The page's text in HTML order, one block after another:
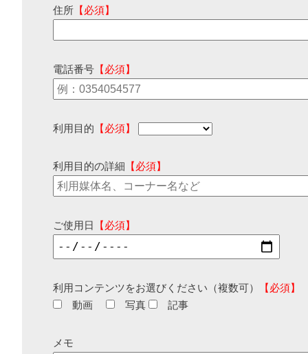
住所 【必須】
電話番号 【必須】
利用目的 【必須】
利用目的の詳細 【必須】
ご使用日 【必須】
利用コンテンツをお選びください（複数可）
【必須】
動画
写真 記事
メモ